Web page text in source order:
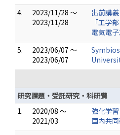
4.
2023/11/28 ～
2023/11/28
出前講
「工学
電気電
5.
2023/06/07 ～
2023/06/07
研究課題・受託研究・科研費
1.
2020/08 ～
2021/03
強化学
国内共